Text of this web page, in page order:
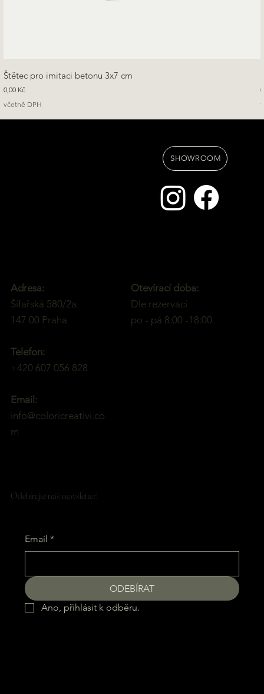
Štětec pro imitaci betonu 3x7 cm
Cena
0,00 Kč
včetně DPH
SHOWROOM
Adresa:
Šífařská 580/2a
147 00 Praha
Telefon:
+420 607 056 828
Email:
info@coloricreativi.co
m
Otevírací doba:
Dle rezervací
po - pá 8:00 -18:00
Odebírejte náš newsletter!
Email *
ODEBÍRAT
Ano, přihlásit k odběru.